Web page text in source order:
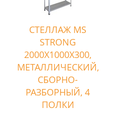
СТЕЛЛАЖ MS
STRONG
2000Х1000Х300,
МЕТАЛЛИЧЕСКИЙ,
СБОРНО-
РАЗБОРНЫЙ, 4
ПОЛКИ